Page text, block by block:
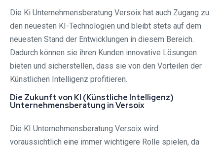
Die Ki Unternehmensberatung Versoix hat auch Zugang zu
den neuesten KI-Technologien und bleibt stets auf dem
neuesten Stand der Entwicklungen in diesem Bereich.
Dadurch können sie ihren Kunden innovative Lösungen
bieten und sicherstellen, dass sie von den Vorteilen der
Künstlichen Intelligenz profitieren.
Die Zukunft von KI (Künstliche Intelligenz)
Unternehmensberatung in Versoix
Die KI Unternehmensberatung Versoix wird
voraussichtlich eine immer wichtigere Rolle spielen, da